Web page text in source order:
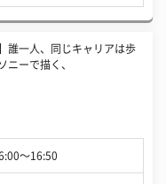
誰一人、同じキャリアは歩
ニーで描く、
〜16:50